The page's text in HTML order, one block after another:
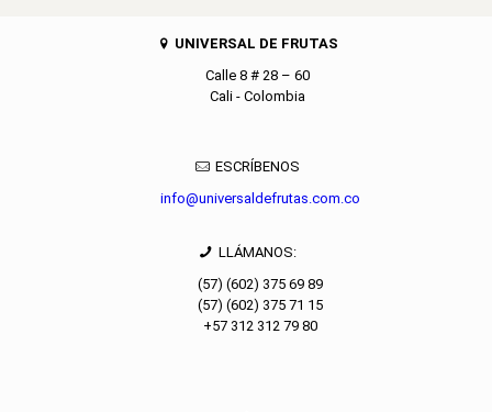
UNIVERSAL DE FRUTAS
Calle 8 # 28 – 60
Cali - Colombia
ESCRÍBENOS
info@universaldefrutas.com.co
LLÁMANOS:
(57) (602) 375 69 89
(57) (602) 375 71 15
+57 312 312 79 80